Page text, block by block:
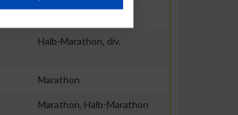
Halb-Marathon, div.
Marathon
Marathon, Halb-Marathon